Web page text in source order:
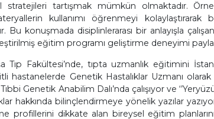
stratejileri tartışmak mümkün olmaktadır.
kullanımı öğrenmeyi kolaylaştırarak
Bu konuşmada disiplinlerarası bir anlayışla
eğitim programı geliştirme deneyimi
Fakültesi’nde, tıpta uzmanlık eğitimini
hastanelerde Genetik Hastalıklar Uzmanı
Genetik Anabilim Dalı’nda çalışıyor ve
hakkında bilinçlendirmeye yönelik yazılar
profillerini dikkate alan bireysel eğitim